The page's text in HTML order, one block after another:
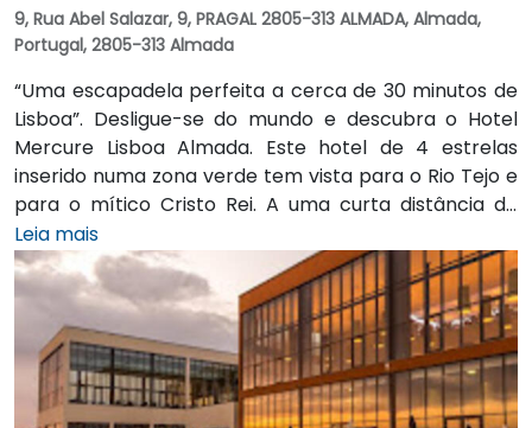
9, Rua Abel Salazar, 9, PRAGAL 2805-313 ALMADA, Almada,
Portugal, 2805-313 Almada
“Uma escapadela perfeita a cerca de 30 minutos de
Lisboa”. Desligue-se do mundo e descubra o Hotel
Mercure Lisboa Almada. Este hotel de 4 estrelas
inserido numa zona verde tem vista para o Rio Tejo e
para o mítico Cristo Rei. A uma curta distância de
carro, relaxe nas belas praias da Costa da Caparica.
O hotel oferece um restaurante moderno com uma
grande variedade de sumos de frutas naturais e
cocktails sem álcool, além de 4 salas de reuniões
totalmente equipadas.
Leia mais